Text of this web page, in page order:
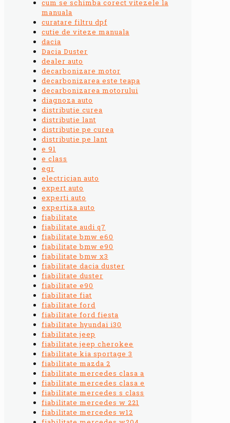
cum se schimba corect vitezele la
manuala
curatare filtru dpf
cutie de viteze manuala
dacia
Dacia Duster
dealer auto
decarbonizare motor
decarbonizarea este teapa
decarbonizarea motorului
diagnoza auto
distributie curea
distributie lant
distributie pe curea
distributie pe lant
e 91
e class
egr
electrician auto
expert auto
experti auto
expertiza auto
fiabilitate
fiabilitate audi q7
fiabilitate bmw e60
fiabilitate bmw e90
fiabilitate bmw x3
fiabilitate dacia duster
fiabilitate duster
fiabilitate e90
fiabilitate fiat
fiabilitate ford
fiabilitate ford fiesta
fiabilitate hyundai i30
fiabilitate jeep
fiabilitate jeep cherokee
fiabilitate kia sportage 3
fiabilitate mazda 2
fiabilitate mercedes clasa a
fiabilitate mercedes clasa e
fiabilitate mercedes s class
fiabilitate mercedes w 221
fiabilitate mercedes w12